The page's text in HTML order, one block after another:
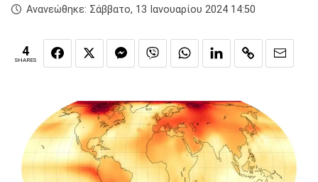
Ανανεώθηκε: Σάββατο, 13 Ιανουαρίου 2024 14:50
4
SHARES